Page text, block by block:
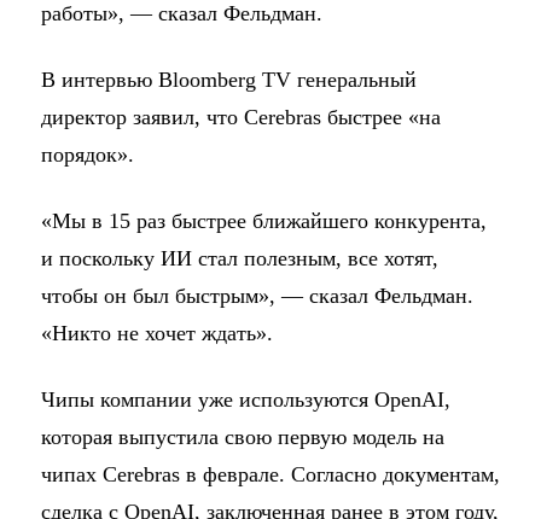
работы», — сказал Фельдман.
В интервью Bloomberg TV генеральный
директор заявил, что Cerebras быстрее «на
порядок».
«Мы в 15 раз быстрее ближайшего конкурента,
и поскольку ИИ стал полезным, все хотят,
чтобы он был быстрым», — сказал Фельдман.
«Никто не хочет ждать».
Чипы компании уже используются OpenAI,
которая выпустила свою первую модель на
чипах Cerebras в феврале. Согласно документам,
сделка с OpenAI, заключенная ранее в этом году,